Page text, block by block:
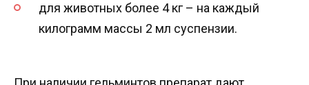
для животных более 4 кг – на каждый
килограмм массы 2 мл суспензии.